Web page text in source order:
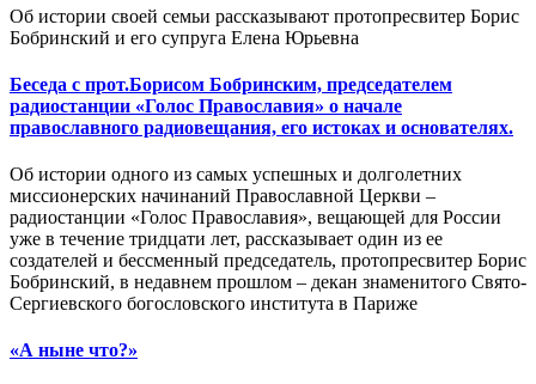
Об истории своей семьи рассказывают протопресвитер Борис
Бобринский и его супруга Елена Юрьевна
Беседа с прот.Борисом Бобринским, председателем
радиостанции «Голос Православия» о начале
православного радиовещания, его истоках и основателях.
Об истории одного из самых успешных и долголетних
миссионерских начинаний Православной Церкви –
радиостанции «Голос Православия», вещающей для России
уже в течение тридцати лет, рассказывает один из ее
создателей и бессменный председатель, протопресвитер Борис
Бобринский, в недавнем прошлом – декан знаменитого Свято-
Сергиевского богословского института в Париже
«А ныне что?»